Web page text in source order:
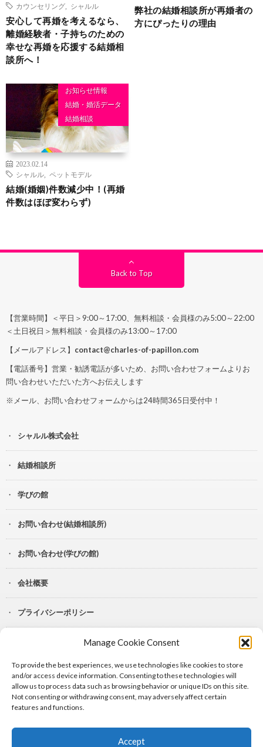
Manage Cookie Consent
To provide the best experiences, we use technologies like cookies to store
and/or access device information. Consenting to these technologies will
allow us to process data such as browsing behavior or unique IDs on this site.
Not consenting or withdrawing consent, may adversely affect certain
features and functions.
Accept
カウンセリング
シャルル
安心して再婚を考えるなら、
離婚経験者・子持ちのための
幸せな再婚を応援する結婚相
談所へ！
弊社の結婚相談所が再婚者の
方にぴったりの理由
お知らせ情報
結婚・婚活データ
結婚相談
2023.02.14
シャルル
ペットモデル
結婚(婚姻)件数減少中！(再婚
件数はほぼ変わらず)
Back to Top
【営業時間】＜平日＞9:00～17:00、無料相談・会員様のみ5:00～22:00
＜土日祝日＞無料相談・会員様のみ13:00～17:00
【メールアドレス】 contact@charles-of-papillon.com
【電話番号】営業・勧誘電話が多いため、お問い合わせフォームよりお
問い合わせいただいた方へお伝えします
※メール、お問い合わせフォームからは24時間365日受付中！
シャルル株式会社
結婚相談所
学びの館
お問い合わせ(結婚相談所)
お問い合わせ(学びの館)
会社概要
プライバシーポリシー
Lit.Link